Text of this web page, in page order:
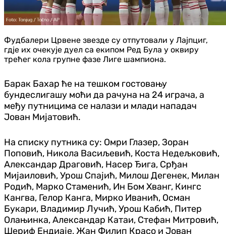
Фудбалери Црвене звезде су отпутовали у Лајпциг,
гдје их очекује дуел са екипом Ред Була у оквиру
трећег кола групне фазе Лиге шампиона.
Барак Бахар ће на тешком гостовању
бундеслигашу моћи да рачуна на 24 играча, а
међу путницима се налази и млади нападач
Јован Мијатовић.
На списку путника су: Омри Глазер, Зоран
Поповић, Никола Васиљевић, Коста Недељковић,
Александар Драговић, Насер Ђига, Срђан
Мијаиловић, Урош Спајић, Милош Дегенек, Милан
Родић, Марко Стаменић, Ин Бом Хванг, Кингс
Кангва, Гелор Канга, Мирко Иванић, Осман
Букари, Владимир Лучић, Урош Кабић, Питер
Олањинка, Александар Катаи, Стефан Митровић,
Шериф Ендиаје, Жан Филип Красо и Јован